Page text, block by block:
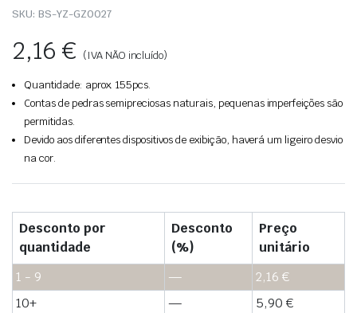
SKU: BS-YZ-GZ0027
2,16€ (IVA NÃO incluído)
Quantidade: aprox. 155pcs.
Contas de pedras semipreciosas naturais, pequenas imperfeições são
permitidas.
Devido aos diferentes dispositivos de exibição, haverá um ligeiro desvio
na cor.
Desconto por
quantidade
Desconto
(%)
Preço
unitário
1 - 9
— 2,16 €
10+
— 5,90 €